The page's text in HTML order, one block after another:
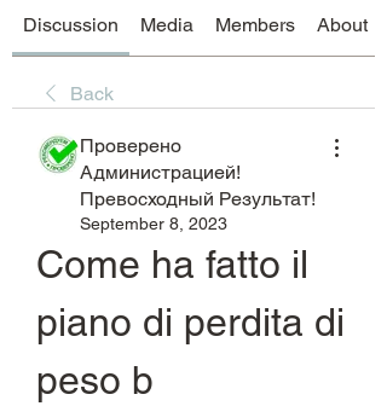
Discussion Media Members About
Back
Проверено
Администрацией!
Превосходный Результат!
September 8, 2023
Come ha fatto il
piano di perdita di
peso b